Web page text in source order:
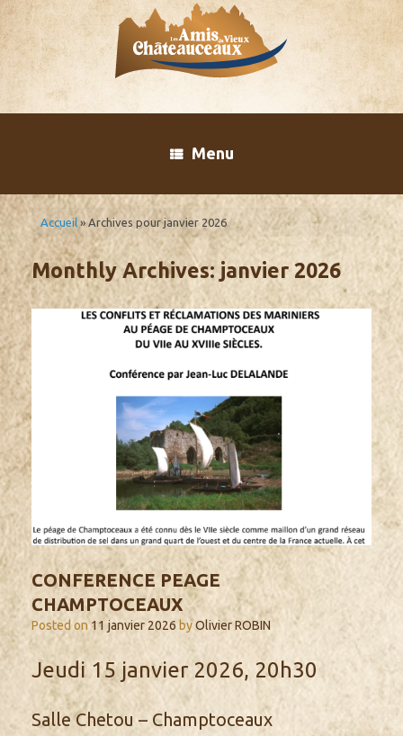
Skip
to
content
Menu
Accueil »Archives pour janvier 2026
Monthly Archives: janvier 2026
CONFERENCE PEAGE
CHAMPTOCEAUX
Posted on11 janvier 2026 byOlivier ROBIN
Jeudi 15 janvier 2026, 20h30
Salle Chetou – Champtoceaux